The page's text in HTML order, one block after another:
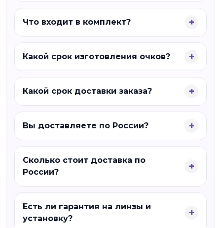
Что входит в комплект?
Какой срок изготовления очков?
Какой срок доставки заказа?
Вы доставляете по России?
Сколько стоит доставка по
России?
Есть ли гарантия на линзы и
установку?